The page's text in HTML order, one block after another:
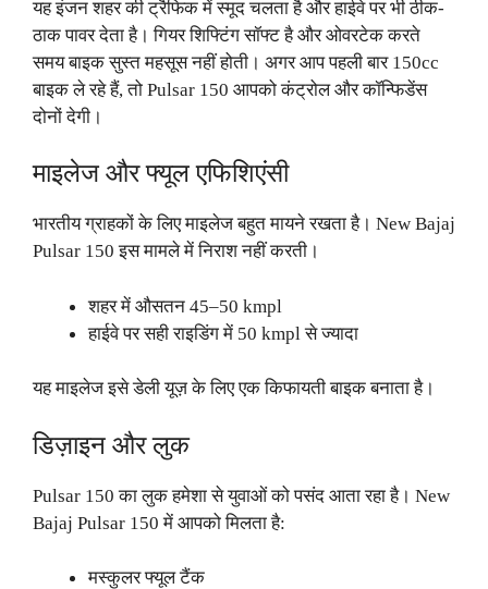
यह इंजन शहर की ट्रैफिक में स्मूद चलता है और हाईवे पर भी ठीक-
ठाक पावर देता है। गियर शिफ्टिंग सॉफ्ट है और ओवरटेक करते
समय बाइक सुस्त महसूस नहीं होती। अगर आप पहली बार 150cc
बाइक ले रहे हैं, तो Pulsar 150 आपको कंट्रोल और कॉन्फिडेंस
दोनों देगी।
माइलेज और फ्यूल एफिशिएंसी
भारतीय ग्राहकों के लिए माइलेज बहुत मायने रखता है। New Bajaj
Pulsar 150 इस मामले में निराश नहीं करती।
शहर में औसतन 45–50 kmpl
हाईवे पर सही राइडिंग में 50 kmpl से ज्यादा
यह माइलेज इसे डेली यूज़ के लिए एक किफायती बाइक बनाता है।
डिज़ाइन और लुक
Pulsar 150 का लुक हमेशा से युवाओं को पसंद आता रहा है। New
Bajaj Pulsar 150 में आपको मिलता है:
मस्कुलर फ्यूल टैंक